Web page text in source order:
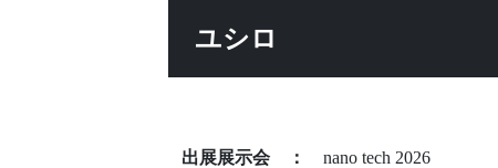
ユシロ
出展展示会 ： nano tech 2026